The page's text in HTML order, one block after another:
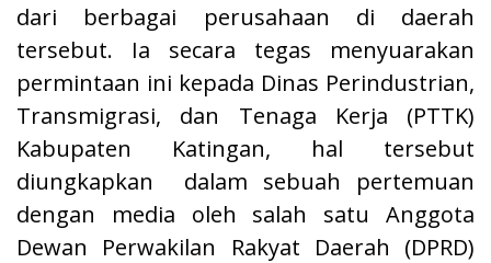
dari berbagai perusahaan di daerah
tersebut. Ia secara tegas menyuarakan
permintaan ini kepada Dinas Perindustrian,
Transmigrasi, dan Tenaga Kerja (PTTK)
Kabupaten Katingan, hal tersebut
diungkapkan dalam sebuah pertemuan
dengan media oleh salah satu Anggota
Dewan Perwakilan Rakyat Daerah (DPRD)